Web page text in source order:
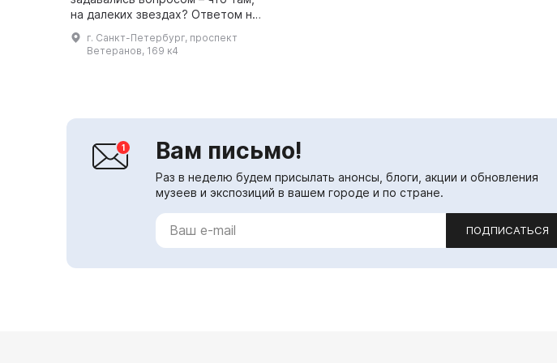
на далеких звездах? Ответом на
этот вопрос стал первый в
Санкт-Петербурге музей
инопланетной жизни
г. Санкт-Петербург, проспект
Ветеранов, 169 к4
Вам письмо!
Раз в неделю будем присылать анонсы, блоги, акции и обновления
музеев и экспозиций в вашем городе и по стране.
ПОДПИСАТЬСЯ